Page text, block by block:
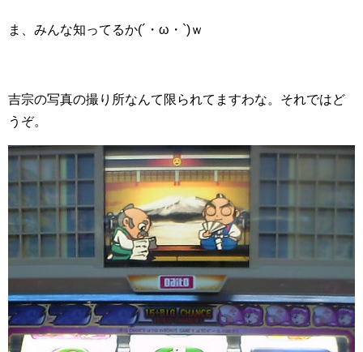
ま、みんな知ってるか(´・ω・`)ｗ
吉宗の写真の撮り所なんて限られてますわな。それではど
うぞ。